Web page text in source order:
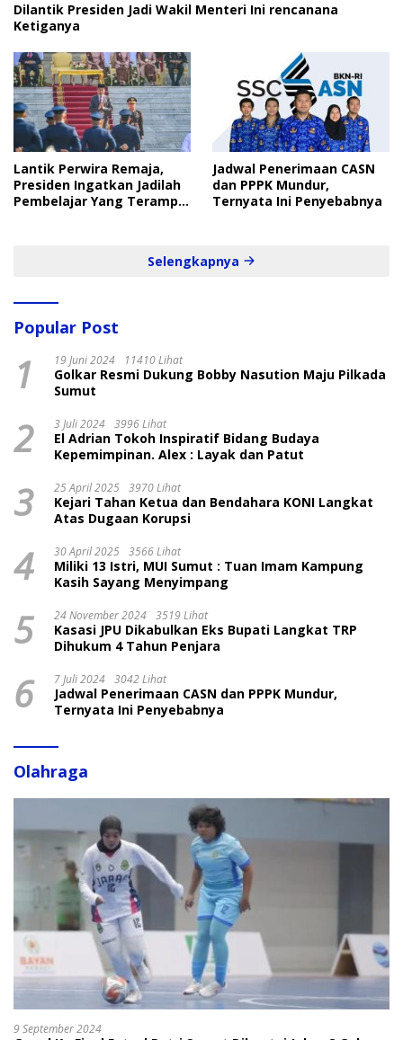
Dilantik Presiden Jadi Wakil Menteri Ini rencanana
Ketiganya
Lantik Perwira Remaja,
Presiden Ingatkan Jadilah
Pembelajar Yang Terampil
Jadwal Penerimaan CASN
dan PPPK Mundur,
Ternyata Ini Penyebabnya
Selengkapnya
Popular Post
1 19 Juni 2024 11410 Lihat
Golkar Resmi Dukung Bobby Nasution Maju Pilkada
Sumut
2 3 Juli 2024 3996 Lihat
El Adrian Tokoh Inspiratif Bidang Budaya
Kepemimpinan. Alex : Layak dan Patut
3 25 April 2025 3970 Lihat
Kejari Tahan Ketua dan Bendahara KONI Langkat
Atas Dugaan Korupsi
4 30 April 2025 3566 Lihat
Miliki 13 Istri, MUI Sumut : Tuan Imam Kampung
Kasih Sayang Menyimpang
5 24 November 2024 3519 Lihat
Kasasi JPU Dikabulkan Eks Bupati Langkat TRP
Dihukum 4 Tahun Penjara
6 7 Juli 2024 3042 Lihat
Jadwal Penerimaan CASN dan PPPK Mundur,
Ternyata Ini Penyebabnya
Olahraga
9 September 2024